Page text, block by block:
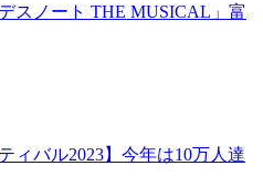
スノート THE MUSICAL」富
ィバル2023】今年は10万人達